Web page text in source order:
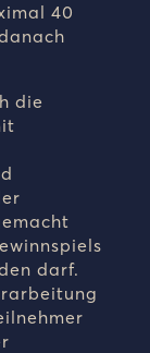
40
die
darf.